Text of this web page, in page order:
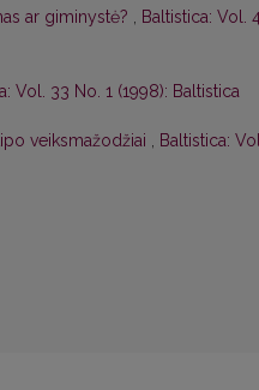
ar giminystė? , Baltistica: Vol.
Vol. 33 No. 1 (1998): Baltistica
veiksmažodžiai , Baltistica: